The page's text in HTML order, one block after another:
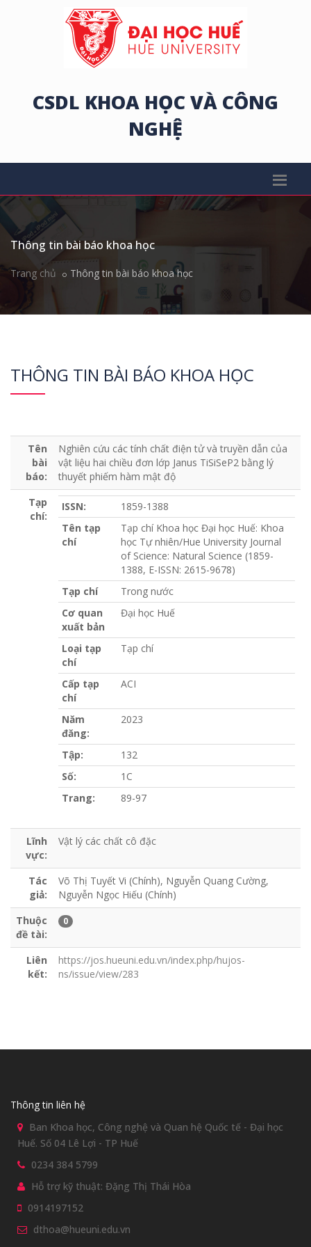
CSDL KHOA HỌC VÀ CÔNG
NGHỆ
Thông tin bài báo khoa học
Trang chủ Thông tin bài báo khoa học
THÔNG TIN BÀI BÁO KHOA HỌC
Tên
bài
báo:
Nghiên cứu các tính chất điện tử và truyền dẫn của
vật liệu hai chiều đơn lớp Janus TiSiSeP2 bằng lý
thuyết phiếm hàm mật độ
Tạp
chí:
ISSN:
1859-1388
Tên tạp
chí
Tạp chí Khoa học Đại học Huế: Khoa
học Tự nhiên/Hue University Journal
of Science: Natural Science (1859-
1388, E-ISSN: 2615-9678)
Tạp chí
Trong nước
Cơ quan
xuất bản
Đại học Huế
Loại tạp
chí
Tạp chí
Cấp tạp
chí
ACI
Năm
đăng:
2023
Tập:
132
Số:
1C
Trang:
89-97
Lĩnh
vực:
Vật lý các chất cô đặc
Tác
giả:
Võ Thị Tuyết Vi (Chính), Nguyễn Quang Cường,
Nguyễn Ngọc Hiếu (Chính)
Thuộc
đề tài:
0
Liên
kết:
https://jos.hueuni.edu.vn/index.php/hujos-
ns/issue/view/283
Thông tin liên hệ
Ban Khoa học, Công nghệ và Quan hệ Quốc tế - Đại học
Huế. Số 04 Lê Lợi - TP Huế
0234 384 5799
Hỗ trợ kỹ thuật: Đặng Thị Thái Hòa
0914197152
dthoa@hueuni.edu.vn